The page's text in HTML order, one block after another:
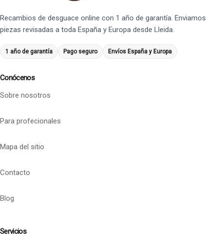
Recambios de desguace online con 1 año de garantía. Enviamos
piezas revisadas a toda España y Europa desde Lleida.
1 año de garantía Pago seguro Envíos España y Europa
Conócenos
Sobre nosotros
Para profecionales
Mapa del sitio
Contacto
Blog
Servicios